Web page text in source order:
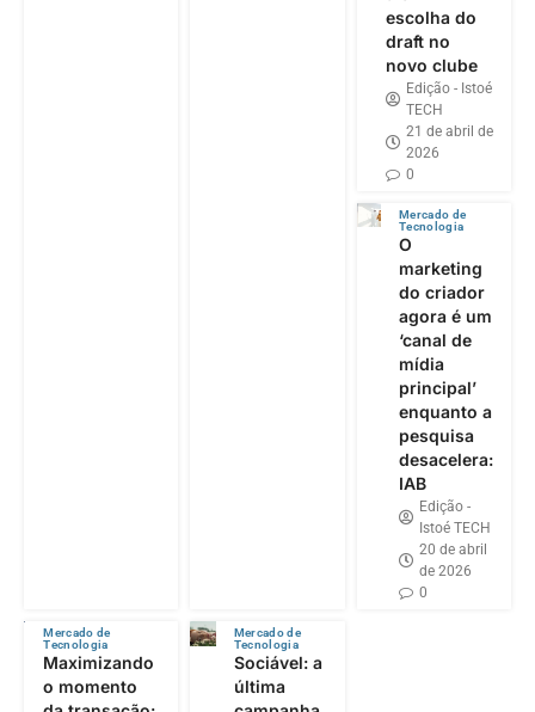
escolha do
draft no
novo clube
Edição - Istoé
TECH
21 de abril de
2026
0
Mercado de
Tecnologia
O
marketing
do criador
agora é um
‘canal de
mídia
principal’
enquanto a
pesquisa
desacelera:
IAB
Edição -
Istoé TECH
20 de abril
de 2026
0
Mercado de
Tecnologia
Maximizando
o momento
Mercado de
Tecnologia
Sociável: a
última